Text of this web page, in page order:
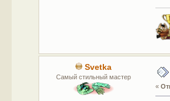
Svetka
Самый стильный мастер
«